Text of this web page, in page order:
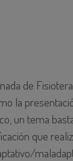
de
la
un tema
que